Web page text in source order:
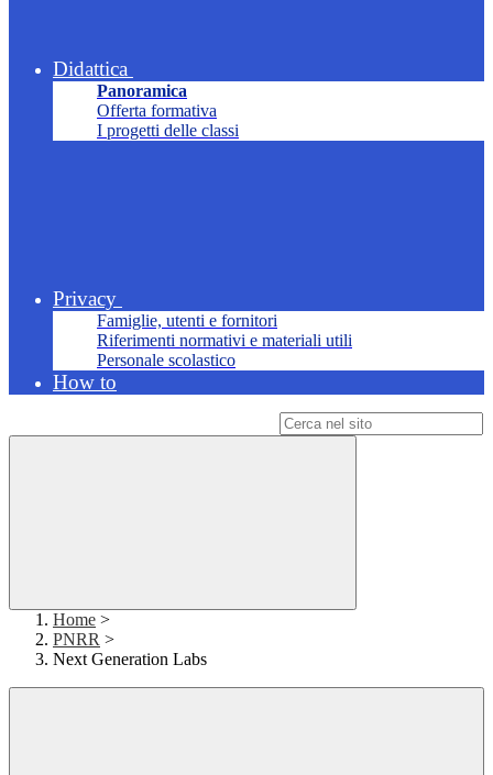
Didattica
Panoramica
Offerta formativa
I progetti delle classi
Privacy
Famiglie, utenti e fornitori
Riferimenti normativi e materiali utili
Personale scolastico
How to
Home >
PNRR >
Next Generation Labs